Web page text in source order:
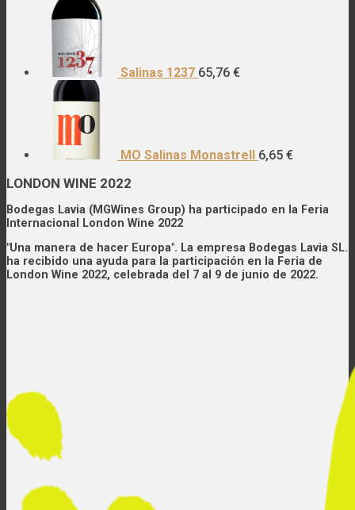
Salinas 1237 65,76 €
MO Salinas Monastrell 6,65 €
LONDON WINE 2022
Bodegas Lavia (MGWines Group) ha participado en la Feria
Internacional London Wine 2022
"Una manera de hacer Europa". La empresa Bodegas Lavia SL.
ha recibido una ayuda para la participación en la Feria de
London Wine 2022, celebrada del 7 al 9 de junio de 2022.